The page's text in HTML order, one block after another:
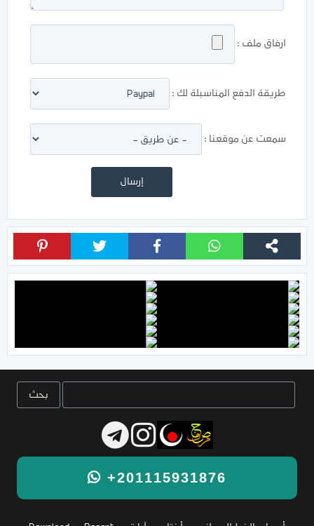
ارفاق ملف :
طريقة الدفع المناسبلة لك :
سمعت عن موقعنا :
+201115931876